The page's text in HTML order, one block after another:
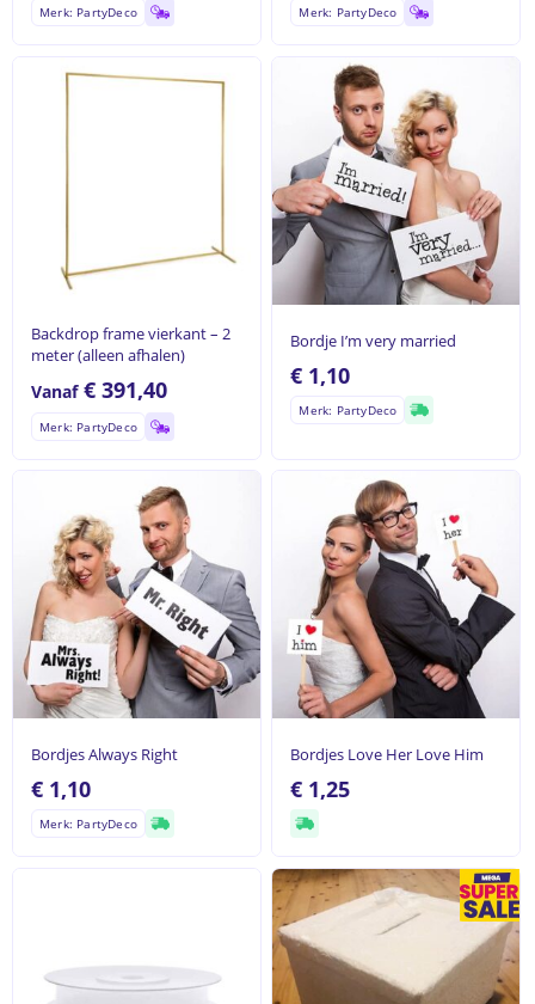
Geen producten in de
winkelwagen.
Ga naar winkel
Merk: PartyDeco Merk: PartyDeco
Backdrop frame vierkant – 2
meter (alleen afhalen)
Vanaf€ 391,40
Merk: PartyDeco
Bordje I’m very married
€ 1,10
Merk: PartyDeco
Bordjes Always Right
€ 1,10
Merk: PartyDeco
Bordjes Love Her Love Him
€ 1,25